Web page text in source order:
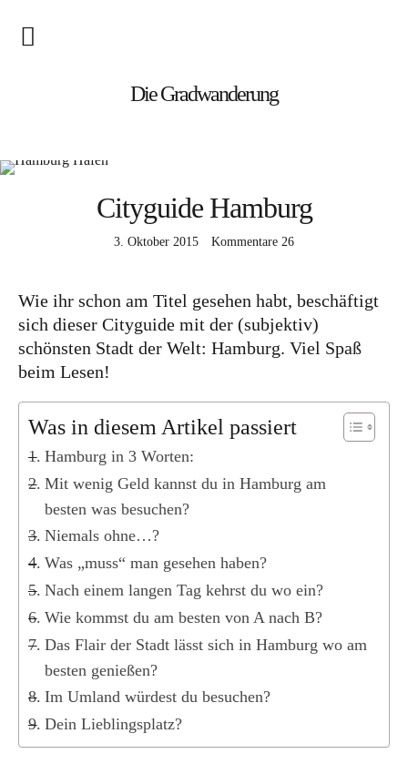
Die Gradwanderung
Blog
Reisen
Namibia
Seychellen
Westküste
Ostküste
Asien
China
Japan
Taiwan
Europa
Cityguide Hamburg
3. Oktober 2015 Kommentare 26
Wie ihr schon am Titel gesehen habt, beschäftigt
sich dieser Cityguide mit der (subjektiv)
schönsten Stadt der Welt: Hamburg. Viel Spaß
beim Lesen!
Was in diesem Artikel passiert
Hamburg in 3 Worten:
Mit wenig Geld kannst du in Hamburg am
besten was besuchen?
Niemals ohne…?
Was „muss“ man gesehen haben?
Nach einem langen Tag kehrst du wo ein?
Wie kommst du am besten von A nach B?
Das Flair der Stadt lässt sich in Hamburg wo am
besten genießen?
Im Umland würdest du besuchen?
Dein Lieblingsplatz?